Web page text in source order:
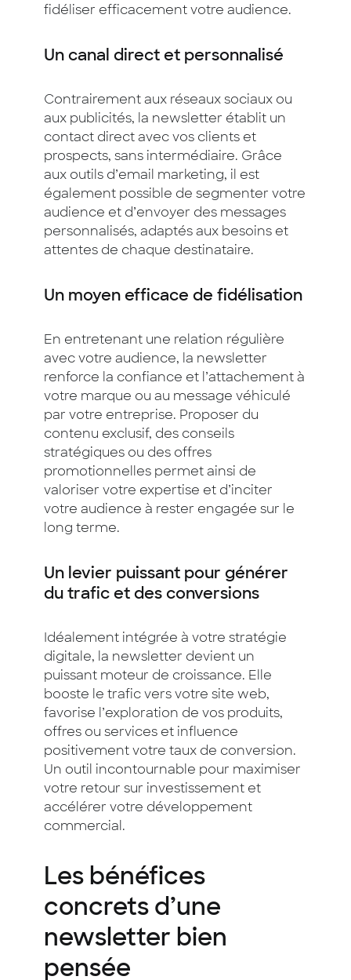
fidéliser efficacement votre audience.
Un canal direct et personnalisé
Contrairement aux réseaux sociaux ou
aux publicités, la newsletter établit un
contact direct avec vos clients et
prospects, sans intermédiaire. Grâce
aux outils d’email marketing, il est
également possible de segmenter votre
audience et d’envoyer des messages
personnalisés, adaptés aux besoins et
attentes de chaque destinataire.
Un moyen efficace de fidélisation
En entretenant une relation régulière
avec votre audience, la newsletter
renforce la confiance et l’attachement à
votre marque ou au message véhiculé
par votre entreprise. Proposer du
contenu exclusif, des conseils
stratégiques ou des offres
promotionnelles permet ainsi de
valoriser votre expertise et d’inciter
votre audience à rester engagée sur le
long terme.
Un levier puissant pour générer
du trafic et des conversions
Idéalement intégrée à votre stratégie
digitale, la newsletter devient un
puissant moteur de croissance. Elle
booste le trafic vers votre site web,
favorise l’exploration de vos produits,
offres ou services et influence
positivement votre taux de conversion.
Un outil incontournable pour maximiser
votre retour sur investissement et
accélérer votre développement
commercial.
Les bénéfices
concrets d’une
newsletter bien
pensée